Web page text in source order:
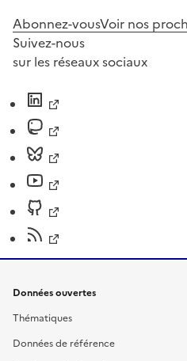
Abonnez-vousVoir nos
Suivez-nous
sur les réseaux sociaux
Données ouvertes
Thématiques
Données de référence